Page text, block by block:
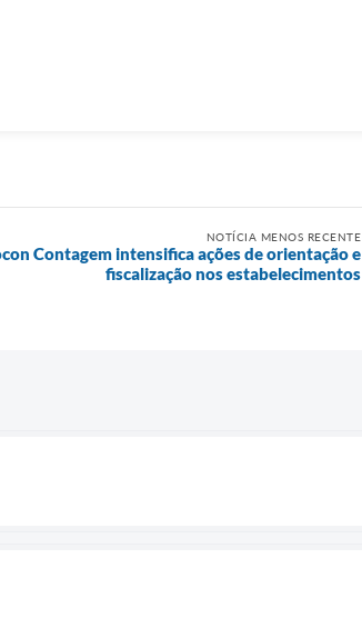
NOTÍCIA MENOS RECENTE
Contagem intensifica ações de orientação e
fiscalização nos estabelecimentos